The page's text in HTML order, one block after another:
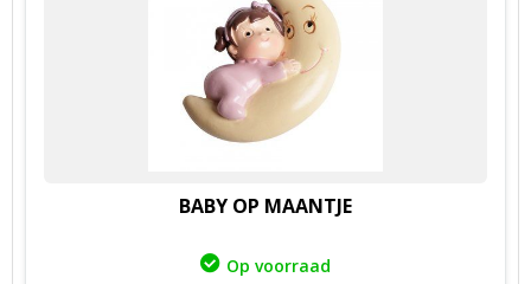
BABY OP MAANTJE
Op voorraad